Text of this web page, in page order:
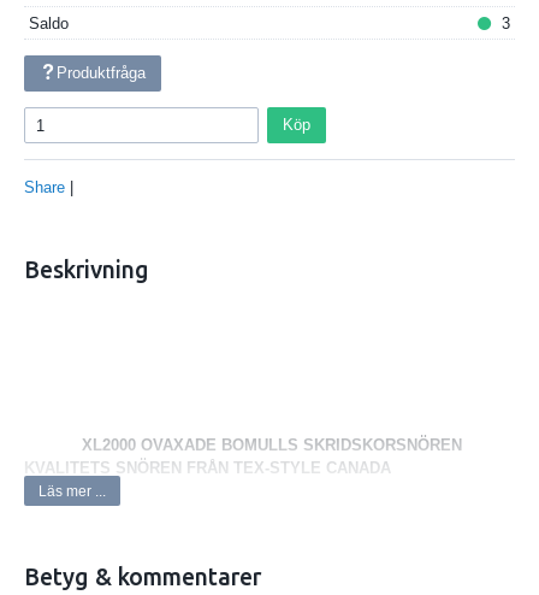
Saldo
3
Produktfråga
Köp
Share
Beskrivning
XL2000 OVAXADE BOMULLS SKRIDSKORSNÖREN
KVALITETS SNÖREN FRÅN TEX-STYLE CANADA
Läs mer ...
Betyg & kommentarer